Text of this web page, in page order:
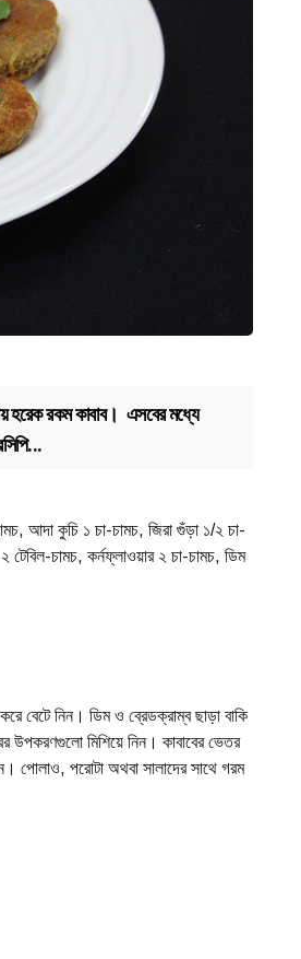
হরেক রকম কাবাব। এসবের মধ্যে
আদা কুচি ১ চা-চামচ, জিরা গুঁড়া ১/২ চা-
চামচ, কর্নফ্লাওয়ার ২ চা-চামচ, ডিম
বেটে নিন। ডিম ও ব্রেডক্রাম্ব ছাড়া বাকি
উপকরণগুলো মিশিয়ে নিন। কাবাবের ভেতর
পোলাও, পরোটা অথবা সালাদের সাথে গরম